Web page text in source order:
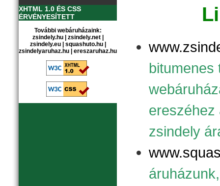
XHTML 1.0 ÉS CSS
ÉRVÉNYESÍTETT
További webáruházaink:
zsindely.hu| zsindely.net|
zsindely.eu| squashuto.hu|
zsindelyaruhaz.hu
ereszaruhaz.hu
bitumenes
ereszéhez
zsindely